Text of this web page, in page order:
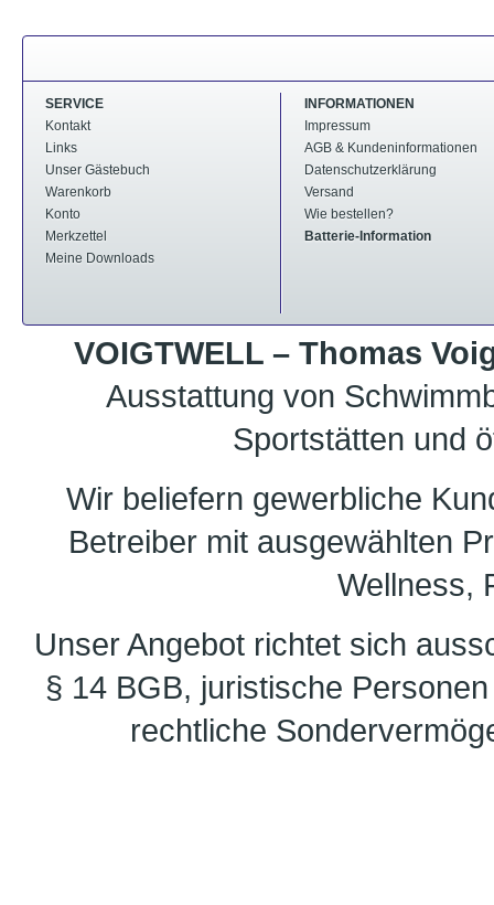
SERVICE
Kontakt
Links
Unser Gästebuch
Warenkorb
Konto
Merkzettel
Meine Downloads
INFORMATIONEN
Impressum
AGB & Kundeninformationen
Datenschutzerklärung
Versand
Wie bestellen?
Batterie-Information
VOIGTWELL – Thomas
Ausstattung von
Sportstätten und
Wir beliefern gewerbliche
Betreiber mit ausgewählten
Wellness,
Unser Angebot richtet sich
§ 14 BGB, juristische
rechtliche